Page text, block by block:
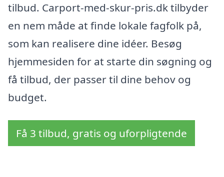
tilbud. Carport-med-skur-pris.dk tilbyder
en nem måde at finde lokale fagfolk på,
som kan realisere dine idéer. Besøg
hjemmesiden for at starte din søgning og
få tilbud, der passer til dine behov og
budget.
Få 3 tilbud, gratis og uforpligtende